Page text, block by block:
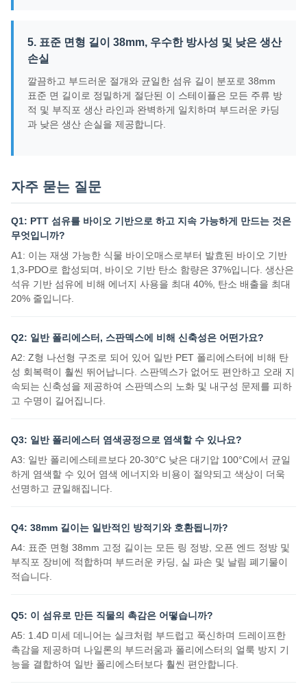
5. 표준 면형 길이 38mm, 우수한 방사성 및 낮은 생산
손실
깔끔하고 부드러운 절개와 균일한 섬유 길이 분포로 38mm
표준 면 길이로 정밀하게 절단된 이 스테이플은 모든 주류 방
적 및 부직포 생산 라인과 완벽하게 일치하며 부드러운 카딩
과 낮은 생산 손실을 제공합니다.
자주 묻는 질문
Q1: PTT 섬유를 바이오 기반으로 하고 지속 가능하게 만드는 것은
무엇입니까?
A1: 이는 재생 가능한 식물 바이오매스로부터 발효된 바이오 기반
1,3-PDO로 합성되며, 바이오 기반 탄소 함량은 37%입니다. 생산은
석유 기반 섬유에 비해 에너지 사용을 최대 40%, 탄소 배출을 최대
20% 줄입니다.
Q2: 일반 폴리에스터, 스판덱스에 비해 신축성은 어떤가요?
A2: Z형 나선형 구조로 되어 있어 일반 PET 폴리에스터에 비해 탄
성 회복력이 훨씬 뛰어납니다. 스판덱스가 없어도 편안하고 오래 지
속되는 신축성을 제공하여 스판덱스의 노화 및 내구성 문제를 피하
고 수명이 길어집니다.
Q3: 일반 폴리에스터 염색공정으로 염색할 수 있나요?
A3: 일반 폴리에스테르보다 20-30°C 낮은 대기압 100°C에서 균일
하게 염색할 수 있어 염색 에너지와 비용이 절약되고 색상이 더욱
선명하고 균일해집니다.
Q4: 38mm 길이는 일반적인 방적기와 호환됩니까?
A4: 표준 면형 38mm 고정 길이는 모든 링 정방, 오픈 엔드 정방 및
부직포 장비에 적합하며 부드러운 카딩, 실 파손 및 날림 폐기물이
적습니다.
Q5: 이 섬유로 만든 직물의 촉감은 어떻습니까?
A5: 1.4D 미세 데니어는 실크처럼 부드럽고 푹신하며 드레이프한
촉감을 제공하며 나일론의 부드러움과 폴리에스터의 얼룩 방지 기
능을 결합하여 일반 폴리에스터보다 훨씬 편안합니다.